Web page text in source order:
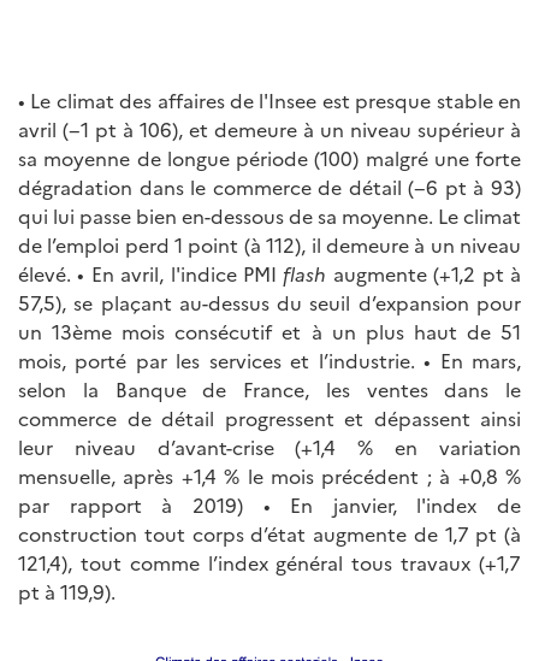
• Le climat des affaires de l'Insee est presque stable en
avril (−1 pt à 106), et demeure à un niveau supérieur à
sa moyenne de longue période (100) malgré une forte
dégradation dans le commerce de détail (−6 pt à 93)
qui lui passe bien en-dessous de sa moyenne. Le climat
de l’emploi perd 1 point (à 112), il demeure à un niveau
élevé. • En avril, l'indice PMI flash augmente (+1,2 pt à
57,5), se plaçant au-dessus du seuil d’expansion pour
un 13ème mois consécutif et à un plus haut de 51
mois, porté par les services et l’industrie. • En mars,
selon la Banque de France, les ventes dans le
commerce de détail progressent et dépassent ainsi
leur niveau d’avant-crise (+1,4 % en variation
mensuelle, après +1,4 % le mois précédent ; à +0,8 %
par rapport à 2019) • En janvier, l'index de
construction tout corps d’état augmente de 1,7 pt (à
121,4), tout comme l’index général tous travaux (+1,7
pt à 119,9).